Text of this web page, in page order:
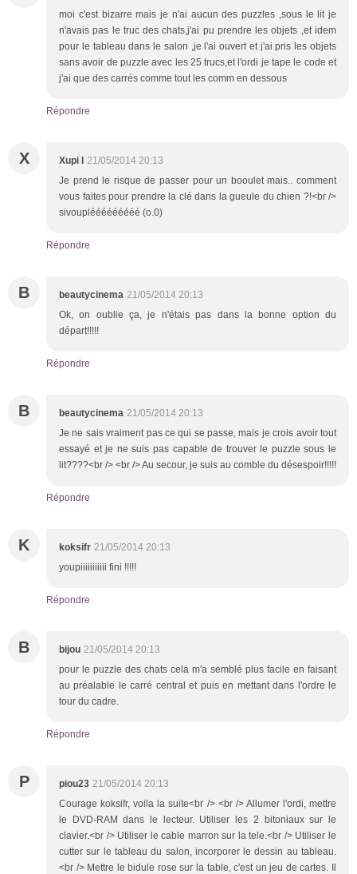
moi c'est bizarre mais je n'ai aucun des puzzles ,sous le lit je
n'avais pas le truc des chats,j'ai pu prendre les objets ,et idem
pour le tableau dans le salon ,je l'ai ouvert et j'ai pris les objets
sans avoir de puzzle avec les 25 trucs,et l'ordi je tape le code et
j'ai que des carrés comme tout les comm en dessous
Répondre
X Xupi l 21/05/2014 20:13
Je prend le risque de passer pour un booulet mais.. comment
vous faites pour prendre la clé dans la gueule du chien ?!<br />
sivouplééééééééé (o.0)
Répondre
B beautycinema 21/05/2014 20:13
Ok, on oublie ça, je n'étais pas dans la bonne option du
départ!!!!!
Répondre
B beautycinema 21/05/2014 20:13
Je ne sais vraiment pas ce qui se passe, mais je crois avoir tout
essayé et je ne suis pas capable de trouver le puzzle sous le
lit????<br /> <br /> Au secour, je suis au comble du désespoir!!!!!
Répondre
K koksifr 21/05/2014 20:13
youpiiiiiiiiiii fini !!!!!
Répondre
B bijou 21/05/2014 20:13
pour le puzzle des chats cela m'a semblé plus facile en faisant
au préalable le carré central et puis en mettant dans l'ordre le
tour du cadre.
Répondre
P piou23 21/05/2014 20:13
Courage koksifr, voila la suite<br /> <br /> Allumer l'ordi, mettre
le DVD-RAM dans le lecteur. Utiliser les 2 bitoniaux sur le
clavier.<br /> Utiliser le cable marron sur la tele.<br /> Utiliser le
cutter sur le tableau du salon, incorporer le dessin au tableau.
<br /> Mettre le bidule rose sur la table, c'est un jeu de cartes. Il